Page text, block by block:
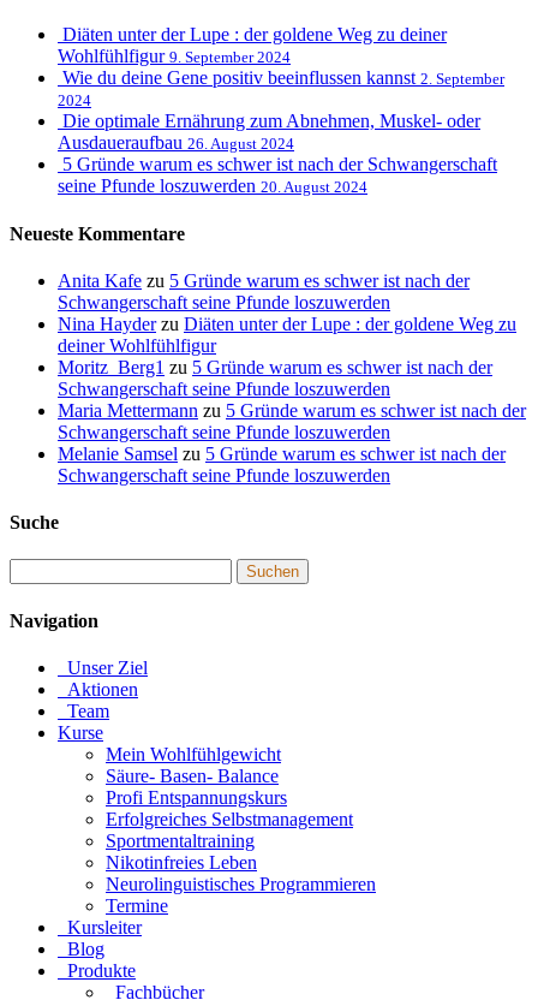
Diäten unter der Lupe : der goldene Weg zu deiner
Wohlfühlfigur 9. September 2024
Wie du deine Gene positiv beeinflussen kannst 2. September
2024
Die optimale Ernährung zum Abnehmen, Muskel- oder
Ausdaueraufbau 26. August 2024
5 Gründe warum es schwer ist nach der Schwangerschaft
seine Pfunde loszuwerden 20. August 2024
Neueste Kommentare
Anita Kafe zu 5 Gründe warum es schwer ist nach der
Schwangerschaft seine Pfunde loszuwerden
Nina Hayderzu Diäten unter der Lupe : der goldene Weg zu
deiner Wohlfühlfigur
Moritz_Berg1 zu 5 Gründe warum es schwer ist nach der
Schwangerschaft seine Pfunde loszuwerden
Maria Mettermann zu 5 Gründe warum es schwer ist nach der
Schwangerschaft seine Pfunde loszuwerden
Melanie Samsel zu 5 Gründe warum es schwer ist nach der
Schwangerschaft seine Pfunde loszuwerden
Suche
Navigation
Unser Ziel
Aktionen
Team
Kurse
Mein Wohlfühlgewicht
Säure- Basen- Balance
Profi Entspannungskurs
Erfolgreiches Selbstmanagement
Sportmentaltraining
Nikotinfreies Leben
Neurolinguistisches Programmieren
Termine
Kursleiter
Blog
Produkte
Fachbücher